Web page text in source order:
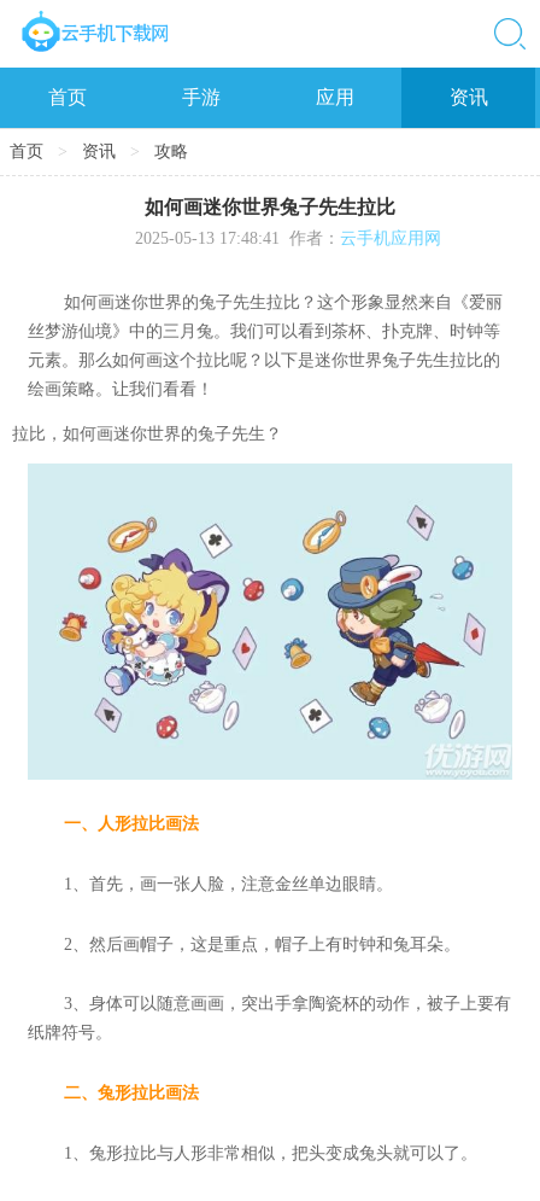
首页 手游 应用 资讯
首页 > 资讯 > 攻略
如何画迷你世界兔子先生拉比
2025-05-13 17:48:41 作者： 云手机应用网
如何画迷你世界的兔子先生拉比？这个形象显然来自《爱丽
丝梦游仙境》中的三月兔。我们可以看到茶杯、扑克牌、时钟等
元素。那么如何画这个拉比呢？以下是迷你世界兔子先生拉比的
绘画策略。让我们看看！
拉比，如何画迷你世界的兔子先生？
一、人形拉比画法
1、首先，画一张人脸，注意金丝单边眼睛。
2、然后画帽子，这是重点，帽子上有时钟和兔耳朵。
3、身体可以随意画画，突出手拿陶瓷杯的动作，被子上要有
纸牌符号。
二、兔形拉比画法
1、兔形拉比与人形非常相似，把头变成兔头就可以了。